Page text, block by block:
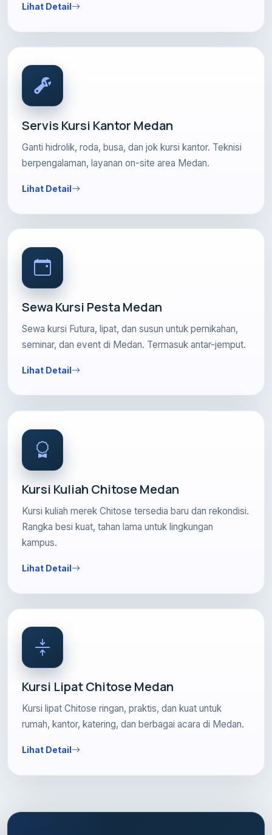
Lihat Detail
Servis Kursi Kantor Medan
Ganti hidrolik, roda, busa, dan jok kursi kantor. Teknisi
berpengalaman, layanan on-site area Medan.
Lihat Detail
Sewa Kursi Pesta Medan
Sewa kursi Futura, lipat, dan susun untuk pernikahan,
seminar, dan event di Medan. Termasuk antar-jemput.
Lihat Detail
Kursi Kuliah Chitose Medan
Kursi kuliah merek Chitose tersedia baru dan rekondisi.
Rangka besi kuat, tahan lama untuk lingkungan
kampus.
Lihat Detail
Kursi Lipat Chitose Medan
Kursi lipat Chitose ringan, praktis, dan kuat untuk
rumah, kantor, katering, dan berbagai acara di Medan.
Lihat Detail